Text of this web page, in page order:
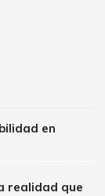
en
realidad que